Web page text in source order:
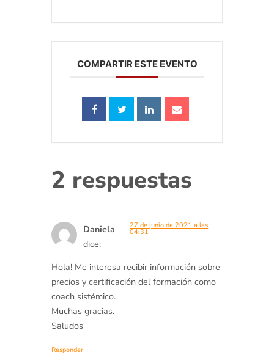
COMPARTIR ESTE EVENTO
2 respuestas
Daniela
dice:
27 de junio de 2021 a las
04:31
Hola! Me interesa recibir información sobre
precios y certificación del formación como
coach sistémico.
Muchas gracias.
Saludos
Responder